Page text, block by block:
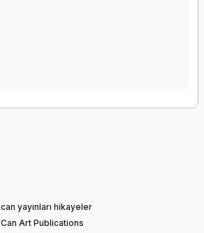
can yayınları hikayeler
Can Art Publications